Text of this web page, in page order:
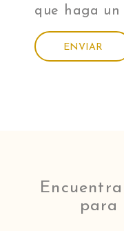
que haga
para